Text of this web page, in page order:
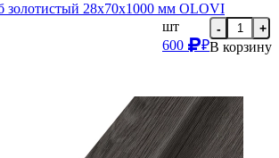
золотистый 28х70х1000 мм OLOVI
шт
600
₽
- +
В корзину